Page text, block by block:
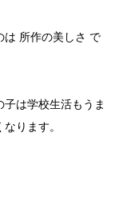
は 所作の美しさ で
は学校生活もうま
ります。